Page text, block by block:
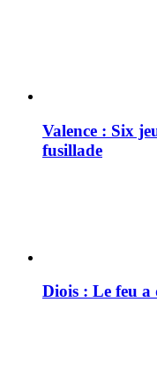
Valence : Six
fusillade
Diois : Le feu a